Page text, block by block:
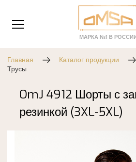
МАРКА №1 В
Главная Каталог продукции
Трусы
OmJ 4912 Шорты с
резинкой (3XL-5XL)